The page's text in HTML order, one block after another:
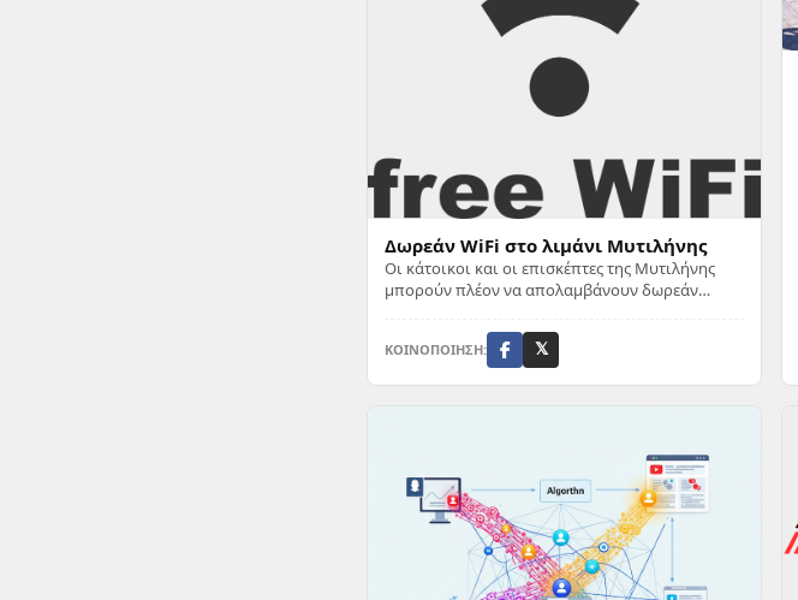
Δωρεάν WiFi στο λιμάνι Μυτιλήνης
Οι κάτοικοι και οι επισκέπτες της Μυτιλήνης
μπορούν πλέον να απολαμβάνουν δωρεάν
στην παραλία και σ...
ΚΟΙΝΟΠΟΙΗΣΗ: 𝕏